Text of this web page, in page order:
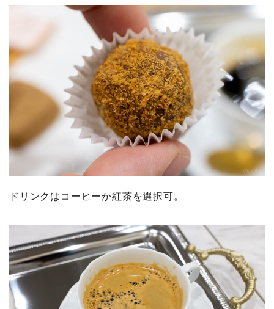
ドリンクはコーヒーか紅茶を選択可。